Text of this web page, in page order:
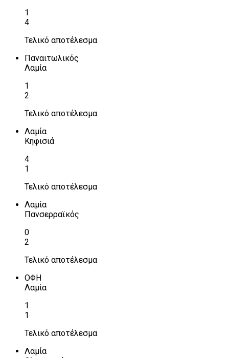
1
4
Τελικό αποτέλεσμα
Παναιτωλικός
Λαμία
1
2
Τελικό αποτέλεσμα
Λαμία
Κηφισιά
4
1
Τελικό αποτέλεσμα
Λαμία
Πανσερραϊκός
0
2
Τελικό αποτέλεσμα
ΟΦΗ
Λαμία
1
1
Τελικό αποτέλεσμα
Λαμία